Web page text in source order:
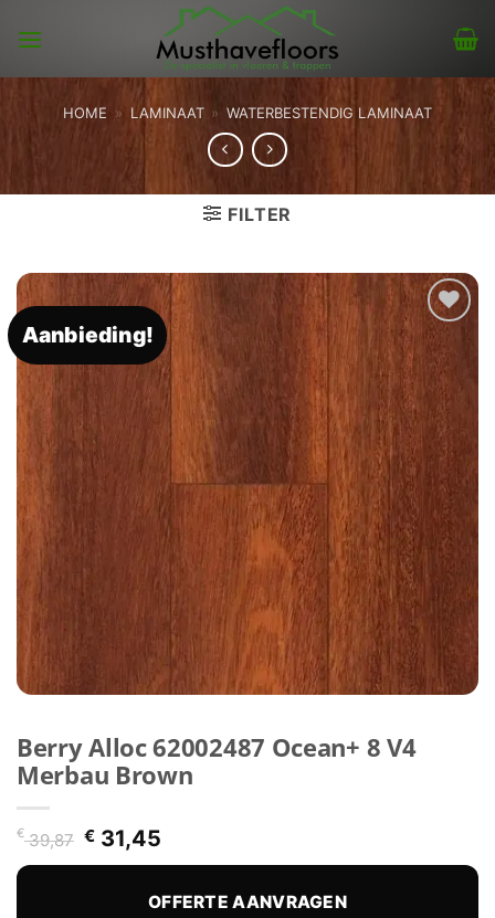
HOME » LAMINAAT » WATERBESTENDIG LAMINAAT
FILTER
Aanbieding!
Toevoegen
aan
verlanglijst
Berry Alloc 62002487 Ocean+ 8 V4
Merbau Brown
€39,87 Oorspronkelijke
prijs
€ 39,87.
€31,45Huidige
prijs
€ 31,45.
OFFERTE AANVRAGEN